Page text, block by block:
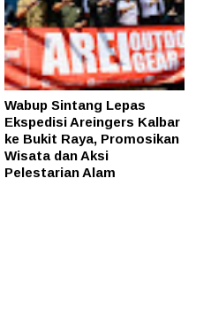
Wabup Sintang Lepas
Ekspedisi Areingers Kalbar
ke Bukit Raya, Promosikan
Wisata dan Aksi
Pelestarian Alam